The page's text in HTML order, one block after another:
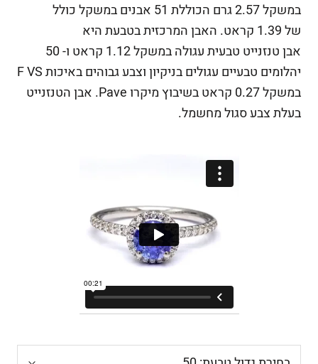
במשקל 2.57 גרם הכוללת 51 אבנים במשקל כולל
של 1.39 קראט. האבן המרכזית בטבעת היא
אבןטנזנייט טבעית עגולה
במשקל 1.12 קראט ו- 50
יהלומים טבעיים עגולים בניקיון וצבע גבוהים באיכות F VS
במשקל 0.27 קראט בשיבוץ מיקרו Pave. אבן הטנזנייט
בעלת צבע סגול מחשמל.